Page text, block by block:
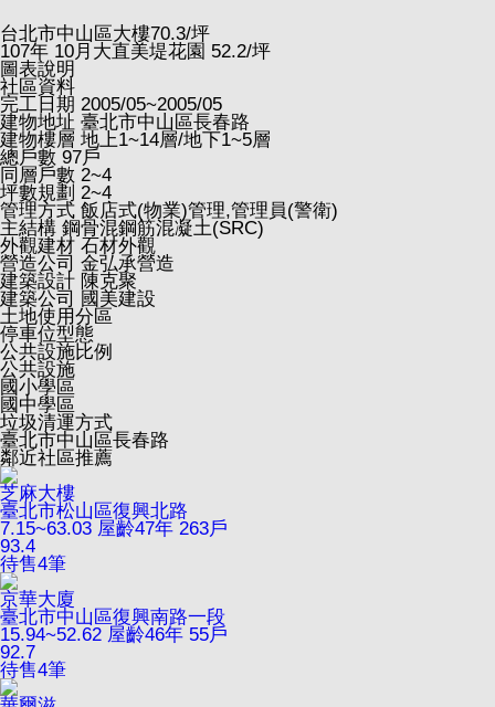
台北市中山區大樓70.3/坪
107年 10月大直美堤花園 52.2/坪
圖表說明
社區資料
完工日期 2005/05~2005/05
建物地址 臺北市中山區長春路
建物樓層 地上1~14層/地下1~5層
總戶數 97戶
同層戶數 2~4
坪數規劃 2~4
管理方式 飯店式(物業)管理,管理員(警衛)
主結構 鋼骨混鋼筋混凝土(SRC)
外觀建材 石材外觀
營造公司 金弘承營造
建築設計 陳克聚
建築公司
國美建設
土地使用分區
停車位型態
公共設施比例
公共設施
國小學區
國中學區
垃圾清運方式
臺北市中山區長春路
鄰近社區推薦
芝麻大樓
臺北市松山區復興北路
7.15~63.03 屋齡47年 263戶
93.4
待售4筆
京華大廈
臺北市中山區復興南路一段
15.94~52.62 屋齡46年 55戶
92.7
待售4筆